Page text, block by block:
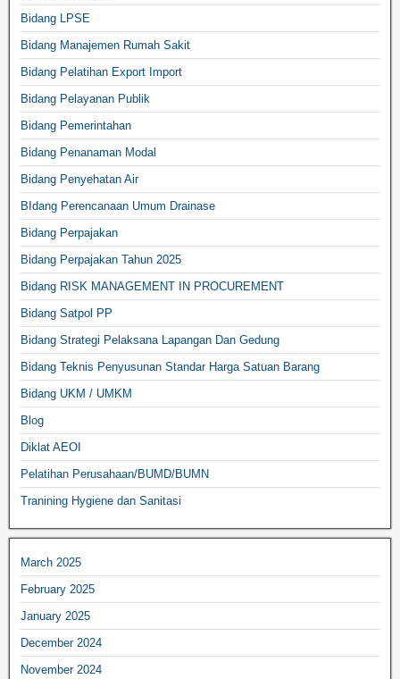
Bidang LPSE
Bidang Manajemen Rumah Sakit
Bidang Pelatihan Export Import
Bidang Pelayanan Publik
Bidang Pemerintahan
Bidang Penanaman Modal
Bidang Penyehatan Air
BIdang Perencanaan Umum Drainase
Bidang Perpajakan
Bidang Perpajakan Tahun 2025
Bidang RISK MANAGEMENT IN PROCUREMENT
Bidang Satpol PP
Bidang Strategi Pelaksana Lapangan Dan Gedung
Bidang Teknis Penyusunan Standar Harga Satuan Barang
Bidang UKM / UMKM
Blog
Diklat AEOI
Pelatihan Perusahaan/BUMD/BUMN
Tranining Hygiene dan Sanitasi
March 2025
February 2025
January 2025
December 2024
November 2024